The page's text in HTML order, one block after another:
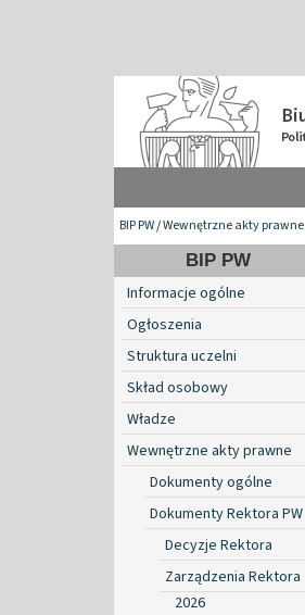
BIP PW/Wewnętrzne akty prawne
BIP PW
Informacje ogólne
Ogłoszenia
Struktura uczelni
Skład osobowy
Władze
Wewnętrzne akty prawne
Dokumenty ogólne
Dokumenty Rektora PW
Decyzje Rektora
Zarządzenia Rektora
2026